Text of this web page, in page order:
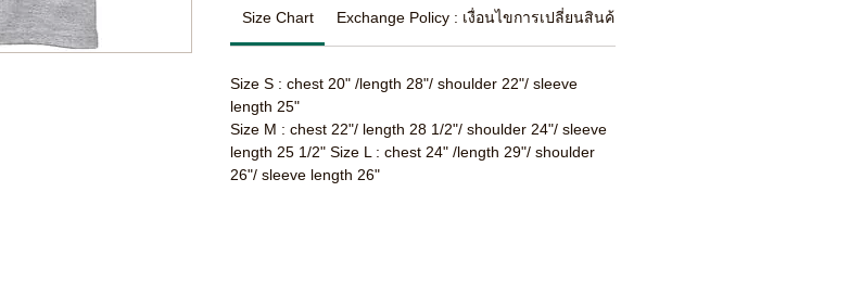
Size Chart Exchange Policy : เงื่อนไขการเปลี่ยนสินค้า
Size S : chest 20" /length 28"/ shoulder 22"/ sleeve
length 25"
Size M : chest 22"/ length 28 1/2"/ shoulder 24"/ sleeve
length 25 1/2" Size L : chest 24" /length 29"/ shoulder
26"/ sleeve length 26"